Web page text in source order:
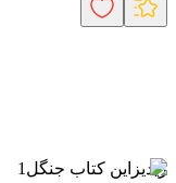
ریدیزاین کتاب جنگل1